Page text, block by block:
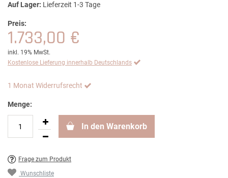
Auf Lager: Lieferzeit 1-3 Tage
Preis:
1.733,00 €
inkl. 19% MwSt.
Kostenlose Lieferung innerhalb Deutschlands
1 Monat Widerrufsrecht
Menge:
In den Warenkorb
Frage zum Produkt
Wunschliste